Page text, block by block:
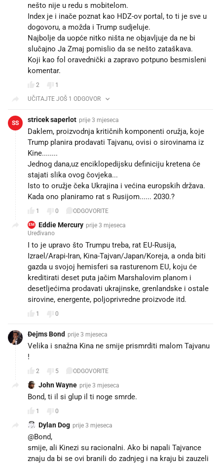
nešto nije u redu s mobitelom.
Index je i inače poznat kao HDZ-ov portal, to ti je sve u
dogovoru, a možda i Trump sudjeluje.
Najbolje da uopće nitko ništa ne objavljuje da ne bi
slučajno Ja Zmaj pomislio da se nešto zataškava.
Koji kao fol oravednički a zapravo potpuno besmisleni
komentar.
2
1
UČITAJTE JOŠ 1 ODGOVOR
SS stricek saperlot prije 3 mjeseca
Daklem, proizvodnja kritičnih komponenti oružja, koje
Trump planira prodavati Tajvanu, ovisi o sirovinama iz
Kine........
Jednog dana,uz enciklopedijsku definiciju kretena će
stajati slika ovog čovjeka...
Isto to oružje čeka Ukrajina i većina europskih država.
Kada ono planiramo rat s Rusijom...... 2030.?
1 0 ODGOVORITE
EM Eddie Mercury prije 3 mjeseca
Uređivano
I to je upravo što Trumpu treba, rat EU-Rusija,
Izrael/Arapi-Iran, Kina-Tajvan/Japan/Koreja, a onda biti
gazda u svojoj hemisferi sa rasturenom EU, koju će
kreditirati deset puta jačim Marshalovim planom i
desetljećima prodavati ukrajinske, grenlandske i ostale
sirovine, energente, poljoprivredne proizvode itd.
1 0
Đejms Bond prije 3 mjeseca
Velika i snažna Kina ne smije prismrditi malom Tajvanu
!
2 5 ODGOVORITE
John Wayne prije 3 mjeseca
Bond, ti il si glup il ti noge smrde.
1 0
Dylan Dog prije 3 mjeseca
@Bond,
smije, ali Kinezi su racionalni. Ako bi napali Tajvance
znaju da bi se ovi branili do zadnjeg i na kraju bi zauzeli